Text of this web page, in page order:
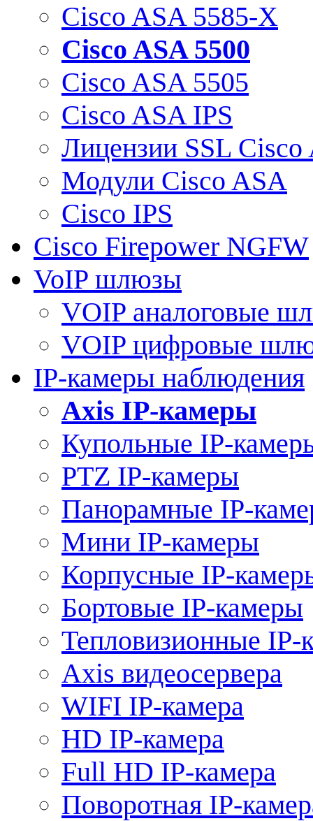
Cisco ASA 5585-X
Cisco ASA 5500
Cisco ASA 5505
Cisco ASA IPS
Лицензии SSL Cisco
Модули Cisco ASA
Cisco IPS
Cisco Firepower NGFW
VoIP шлюзы
VOIP аналоговые
VOIP цифровые
IP-камеры наблюдения
Axis IP-камеры
Купольные IP-
PTZ IP-камеры
Панорамные IP-
Мини IP-камеры
Корпусные IP-
Бортовые IP-камеры
Тепловизионные IP-
Axis видеосервера
WIFI IP-камера
HD IP-камера
Full HD IP-камера
Поворотная IP-